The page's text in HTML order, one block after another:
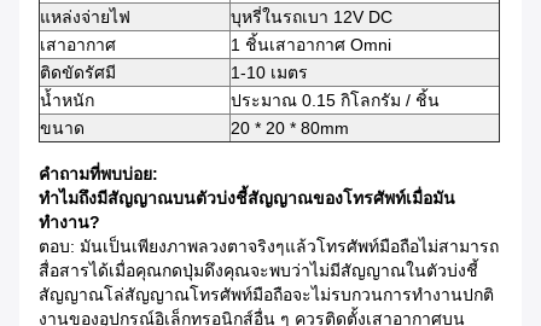
แหล่งจ่ายไฟ
บุหรี่ในรถเบา 12V DC
เสาอากาศ
1 ชิ้นเสาอากาศ Omni
ติดขัดรัศมี
1-10 เมตร
น้ำหนัก
ประมาณ 0.15 กิโลกรัม / ชิ้น
ขนาด
20 * 20 * 80mm
คำถามที่พบบ่อย:
ทำไมถึงมีสัญญาณบนตัวบ่งชี้สัญญาณของโทรศัพท์เมื่อมัน
ทำงาน?
ตอบ: มันเป็นเพียงภาพลวงตาจริงๆแล้วโทรศัพท์มือถือไม่สามารถ
สื่อสารได้เมื่อคุณกดปุ่มดึงคุณจะพบว่าไม่มีสัญญาณในตัวบ่งชี้
สัญญาณโล่สัญญาณโทรศัพท์มือถือจะไม่รบกวนการทำงานปกติ
งานของอุปกรณ์อิเล็กทรอนิกส์อื่น ๆ ควรติดตั้งเสาอากาศบน